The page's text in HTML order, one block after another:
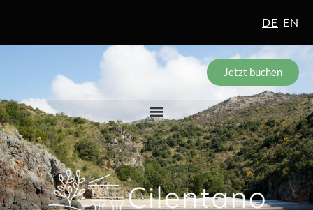
DE EN
Jetzt buchen